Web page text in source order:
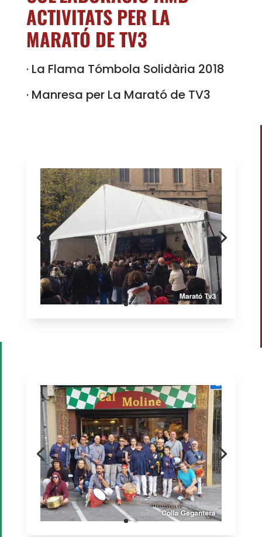
ACTIVITATS PER LA
MARATÓ DE TV3
· La Flama Tómbola Solidària 2018
· Manresa per La Marató de TV3